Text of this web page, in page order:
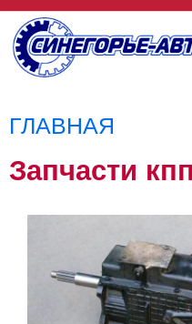
Вы здесь
ГЛАВНАЯ
Запчасти